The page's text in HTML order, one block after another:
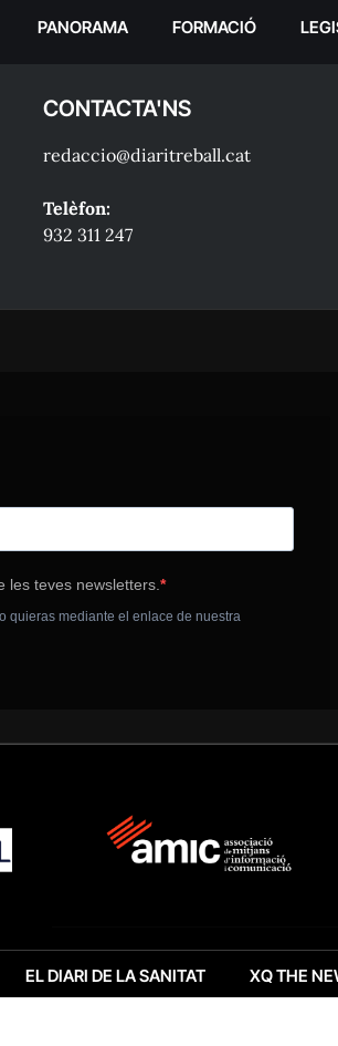
PANORAMA FORMACIÓ
CONTACTA'NS
redaccio@diaritreball.cat
Telèfon:
932 311 247
EL DIARI DE LA SANITAT XQ THE